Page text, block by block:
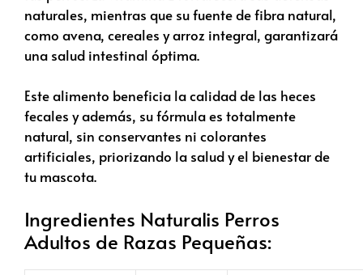
naturales, mientras que su fuente de fibra natural,
como avena, cereales y arroz integral, garantizará
una salud intestinal óptima.
Este alimento beneficia la calidad de las heces
fecales y además, su fórmula es totalmente
natural, sin conservantes ni colorantes
artificiales, priorizando la salud y el bienestar de
tu mascota.
Ingredientes Naturalis Perros
Adultos de Razas Pequeñas: